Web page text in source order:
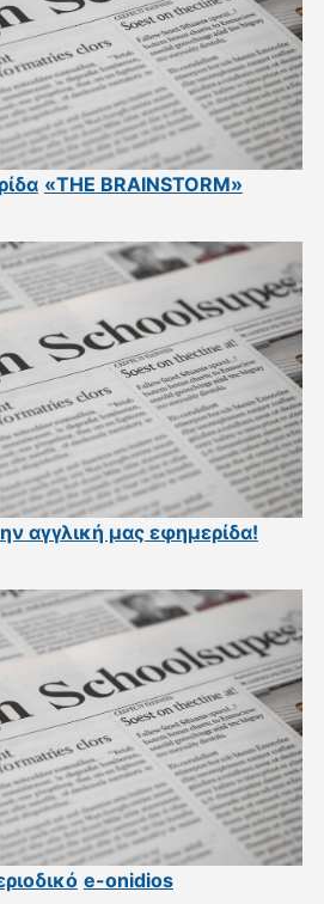
«THE BRAINSTORM»
αγγλική μας εφημερίδα!
e-onidios